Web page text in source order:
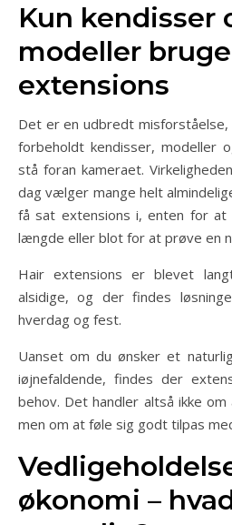
Kun kendisser
modeller
extensions
Det er en udbredt
forbeholdt kendisser, modeller
stå foran kameraet.
dag vælger mange helt
få sat extensions i, enten for at
længde eller blot for at prøve en
Hair extensions er blevet
alsidige, og der findes
hverdag og fest.
Uanset om du ønsker et
iøjnefaldende, findes der
behov. Det handler altså ikke
men om at føle sig godt tilpas
økonomi –